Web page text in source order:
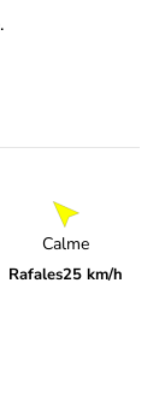
Calme
Rafales25 km/h